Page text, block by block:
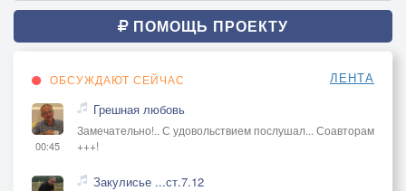
ПОМОЩЬ ПРОЕКТУ
ОБСУЖДАЮТ СЕЙЧАС ЛЕНТА
00:45
Грешная любовь
Замечательно!.. С удовольствием послушал... Соавторам
+++!
Закулисье ...ст.7.12